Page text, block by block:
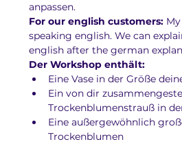
anpassen.
For our english customers:
speaking english. We can
english after the german
Der Workshop enthält:
Eine Vase in der Größe
Ein von dir
Trockenblumenstrauß in
Eine außergewöhnlich
Trockenblumen